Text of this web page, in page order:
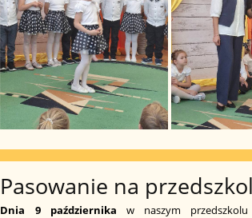
Pasowanie na
Dnia 9 października w naszym